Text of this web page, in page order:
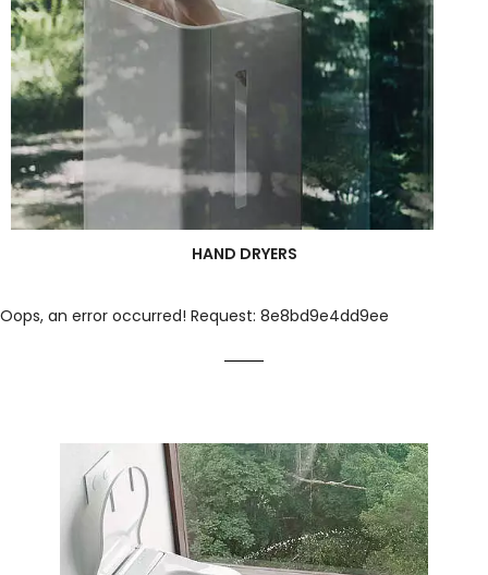
HAND DRYERS
Oops, an error occurred! Request: 8e8bd9e4dd9ee